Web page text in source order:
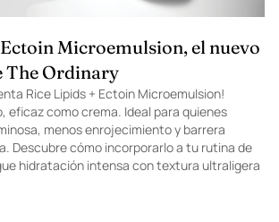
Microemulsion, el nuevo
The Ordinary
Rice Lipids + Ectoin Microemulsion!
eficaz como crema. Ideal para quienes
menos enrojecimiento y barrera
Descubre cómo incorporarlo a tu rutina de
hidratación intensa con textura ultraligera